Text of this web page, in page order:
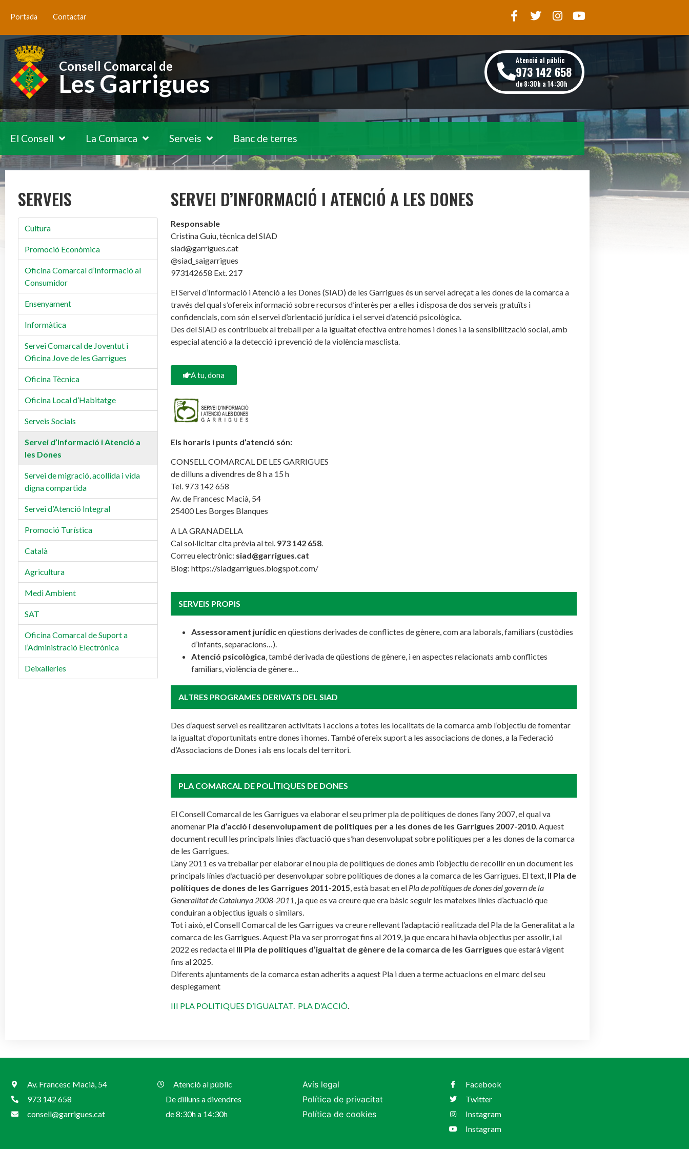
Portada Contactar
Consell Comarcal de
Les Garrigues
Atenció al públic
973 142 658
de 8:30h a 14:30h
El Consell La Comarca Serveis Banc de terres
SERVEIS
Cultura
Promoció Econòmica
Oficina Comarcal d’Informació al
Consumidor
Ensenyament
Informàtica
Servei Comarcal de Joventut i
Oficina Jove de les Garrigues
Oficina Tècnica
Oficina Local d’Habitatge
Serveis Socials
Servei d’Informació i Atenció a
les Dones
Servei de migració, acollida i vida
digna compartida
Servei d’Atenció Integral
Promoció Turística
Català
Agricultura
Medi Ambient
SAT
Oficina Comarcal de Suport a
l’Administració Electrònica
Deixalleries
SERVEI D’INFORMACIÓ I ATENCIÓ A LES DONES
Responsable
Cristina Guiu, tècnica del SIAD
siad@garrigues.cat
@siad_saigarrigues
973142658 Ext. 217
El Servei d’Informació i Atenció a les Dones (SIAD) de les Garrigues és un servei adreçat a les dones de la comarca a
través del qual s’ofereix informació sobre recursos d’interès per a elles i disposa de dos serveis gratuïts i
confidencials, com són el servei d’orientació jurídica i el servei d’atenció psicològica.
Des del SIAD es contribueix al treball per a la igualtat efectiva entre homes i dones i a la sensibilització social, amb
especial atenció a la detecció i prevenció de la violència masclista.
A tu, dona
Els horaris i punts d’atenció són:
CONSELL COMARCAL DE LES GARRIGUES
de dilluns a divendres de 8 h a 15 h
Tel. 973 142 658
Av. de Francesc Macià, 54
25400 Les Borges Blanques
A LA GRANADELLA
Cal sol·licitar cita prèvia al tel. 973 142 658.
Correu electrònic: siad@garrigues.cat
Blog: https://siadgarrigues.blogspot.com/
SERVEIS PROPIS
Assessorament jurídicen qüestions derivades de conflictes de gènere, com ara laborals, familiars (custòdies
d’infants, separacions…).
Atenció psicològica, també derivada de qüestions de gènere, i en aspectes relacionats amb conflictes
familiars, violència de gènere…
ALTRES PROGRAMES DERIVATS DEL SIAD
Des d’aquest servei es realitzaren activitats i accions a totes les localitats de la comarca amb l’objectiu de fomentar
la igualtat d’oportunitats entre dones i homes. També ofereix suport a les associacions de dones, a la Federació
d’Associacions de Dones i als ens locals del territori.
PLA COMARCAL DE POLÍTIQUES DE DONES
El Consell Comarcal de les Garrigues va elaborar el seu primer pla de polítiques de dones l’any 2007, el qual va
anomenar Pla d’acció i desenvolupament de polítiques per a les dones de les Garrigues 2007-2010. Aquest
document recull les principals línies d’actuació que s’han desenvolupat sobre polítiques per a les dones de la comarca
de les Garrigues.
L’any 2011 es va treballar per elaborar el nou pla de polítiques de dones amb l’objectiu de recollir en un document les
principals línies d’actuació per desenvolupar sobre polítiques de dones a la comarca de les Garrigues. El text, II Pla de
polítiques de dones de les Garrigues 2011-2015 , està basat en el Pla de polítiques de dones del govern de la
Generalitat de Catalunya 2008-2011 , ja que es va creure que era bàsic seguir les mateixes línies d’actuació que
conduiran a objectius iguals o similars.
Tot i això, el Consell Comarcal de les Garrigues va creure rellevant l’adaptació realitzada del Pla de la Generalitat a la
comarca de les Garrigues. Aquest Pla va ser prorrogat fins al 2019, ja que encara hi havia objectius per assolir, i al
2022 es redacta el III Pla de polítiques d’igualtat de gènere de la comarca de les Garrigues que estarà vigent
fins al 2025.
Diferents ajuntaments de la comarca estan adherits a aquest Pla i duen a terme actuacions en el marc del seu
desplegament
III PLA POLITIQUES D’IGUALTAT. PLA D’ACCIÓ.
Av. Francesc Macià, 54
973 142 658
consell@garrigues.cat
Atenció al públic
De dilluns a divendres
de 8:30h a 14:30h
Avís legal
Política de privacitat
Política de cookies
Facebook
Twitter
Instagram
Instagram